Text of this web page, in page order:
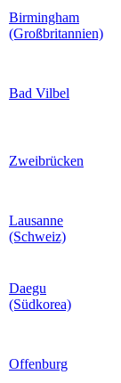
Birmingham
(Großbritannien)
Bad Vilbel
Zweibrücken
Lausanne
(Schweiz)
Daegu
(Südkorea)
Offenburg